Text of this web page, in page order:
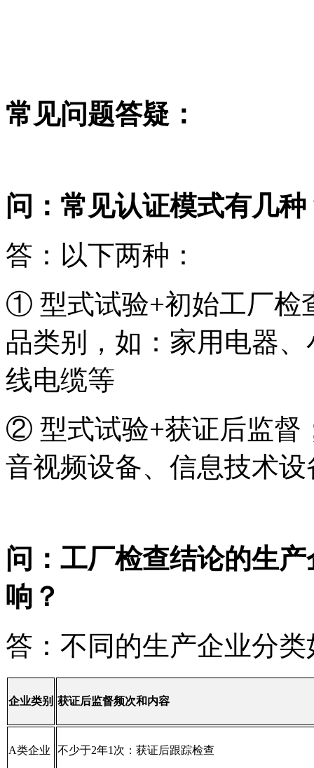
常见问题答疑：
问：常见认证模式有几种
答：以下两种：
① 型式试验+初始工厂检
品类别，如：家用电器
线电缆等
② 型式试验+获证后监督
音视频设备、信息技术设
问：工厂检查结论的生
响？
答：不同的生产企业分类
企业类别 获证后监督频次和内容
A类企业 不少于2年1次：获证后跟踪检查